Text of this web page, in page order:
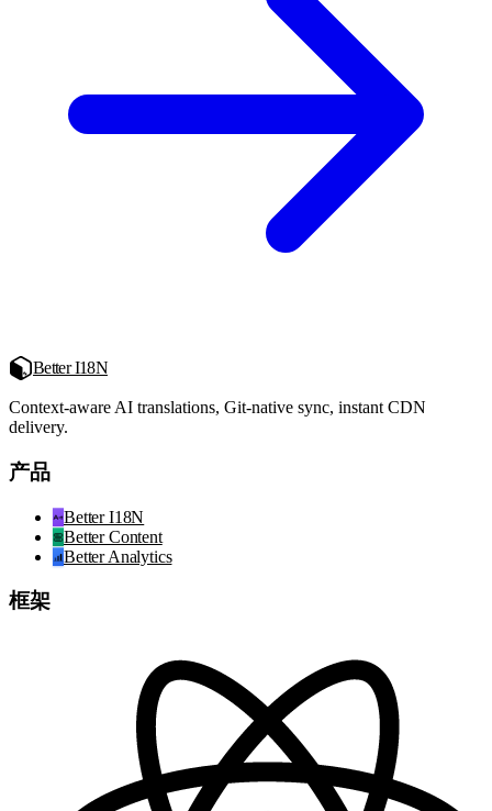
Better I18N
Context-aware AI translations, Git-native sync, instant CDN
delivery.
产品
Better I18N
Better Content
Better Analytics
框架